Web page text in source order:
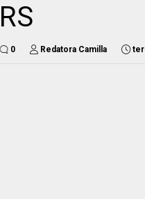
RS
0 Redatora Camilla